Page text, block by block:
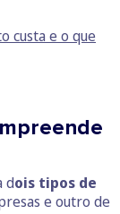
custa e o que
dois tipos de
e outro de